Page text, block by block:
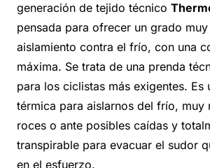
generación de tejido técnico
pensada para ofrecer un grado
aislamiento contra el frío, con una
máxima. Se trata de una prenda
para los ciclistas más exigentes. Es
térmica para aislarnos del frío, muy
roces o ante posibles caídas y
transpirable para evacuar el sudor
en el esfuerzo.